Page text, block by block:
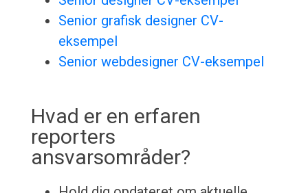
Senior grafisk designer CV-
eksempel
Senior webdesigner CV-eksempel
Hvad er en erfaren
reporters
ansvarsområder?